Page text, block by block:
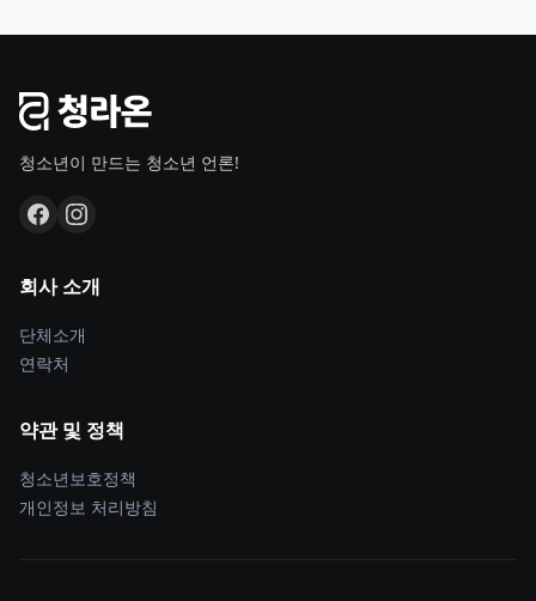
청소년이 만드는 청소년 언론!
회사 소개
단체소개
연락처
약관 및 정책
청소년보호정책
개인정보 처리방침